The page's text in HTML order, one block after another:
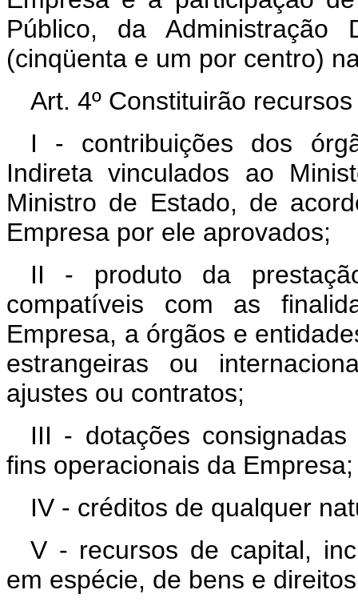
Público, da Administração
(cinqüenta e um por centro)
Art. 4º Constituirão
I - contribuições dos
Indireta vinculados ao
Ministro de Estado, de
Empresa por ele aprovados;
II - produto da
compatíveis com as
Empresa, a órgãos e
estrangeiras ou
ajustes ou contratos;
III - dotações
fins operacionais da Empresa;
IV - créditos de qualquer
V - recursos de capital,
em espécie, de bens e